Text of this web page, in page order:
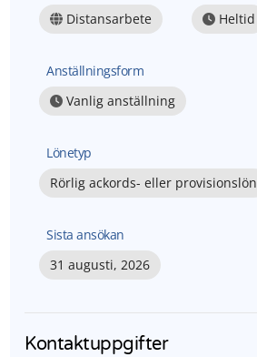
Distansarbete
Heltid
Anställningsform
Vanlig anställning
Lönetyp
Rörlig ackords- eller provisionslön
Sista ansökan
31 augusti, 2026
Kontaktuppgifter